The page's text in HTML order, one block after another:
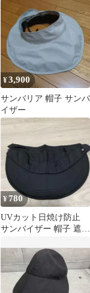
¥3,900
サンバリア 帽子 サンバ
イザー
¥780
UVカット日焼け防止
サンバイザー 帽子 遮光